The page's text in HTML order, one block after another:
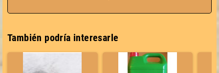
También podría interesarle